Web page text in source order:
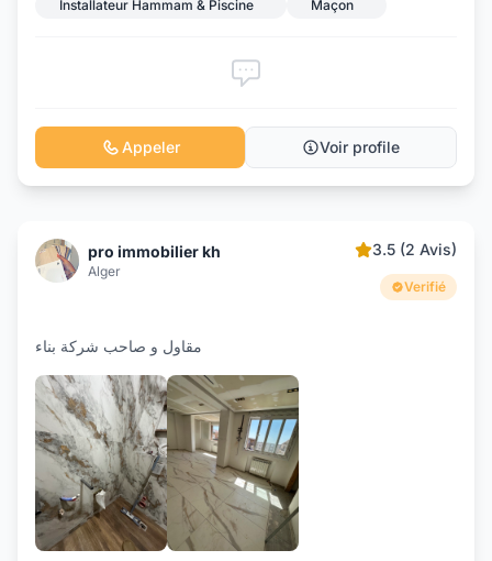
Installateur Hammam & Piscine
Maçon
Appeler Voir profile
pro immobilier kh
Alger
3.5 (2 Avis)
Verifié
مقاول و صاحب شركة بناء